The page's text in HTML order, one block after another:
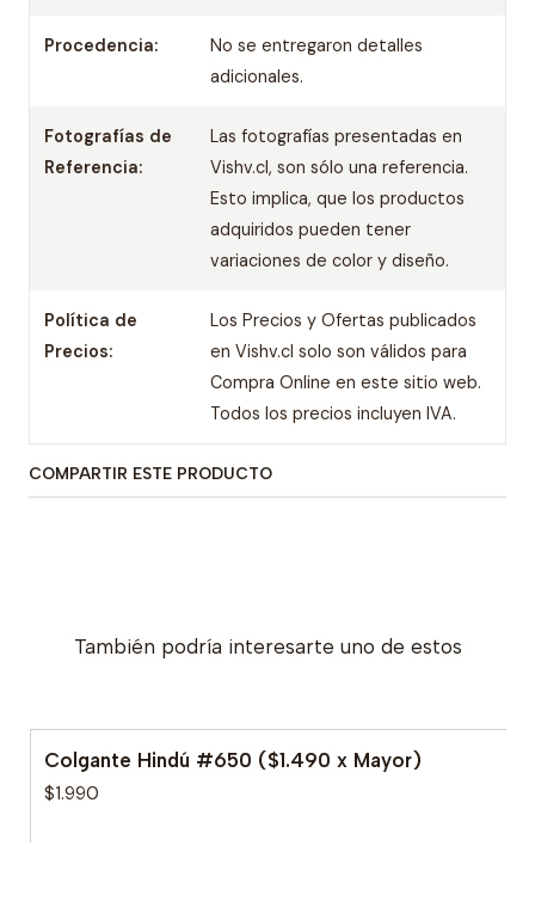
Procedencia:
No se entregaron detalles
adicionales.
Fotografías de
Referencia:
Las fotografías presentadas en
Vishv.cl, son sólo una referencia.
Esto implica, que los productos
adquiridos pueden tener
variaciones de color y diseño.
Política de
Precios:
Los Precios y Ofertas publicados
en Vishv.cl solo son válidos para
Compra Online en este sitio web.
Todos los precios incluyen IVA.
COMPARTIR ESTE PRODUCTO
También podría interesarte uno de estos
Colgante Hindú #650 ($1.490 x Mayor)
$1.990